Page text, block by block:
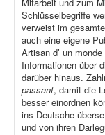
Schlüsselbegriffe
verweist im
auch eine eigene
Artisan d’ un
Informationen über
darüber hinaus.
passant, damit die
besser einordnen
ins Deutsche
und von ihren